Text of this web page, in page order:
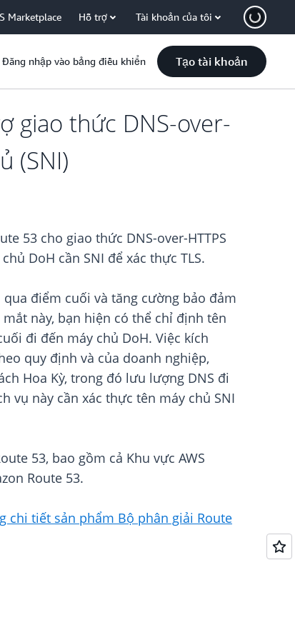
Marketplace Hỗ trợ Tài khoản của tôi
Đăng nhập vào bảng điều khiển Tạo tài khoản
giao thức DNS-over-
(SNI)
53 cho giao thức DNS-over-HTTPS
DoH cần SNI để xác thực TLS.
điểm cuối và tăng cường bảo đảm
này, bạn hiện có thể chỉ định tên
đi đến máy chủ DoH. Việc kích
quy định và của doanh nghiệp,
Hoa Kỳ, trong đó lưu lượng DNS đi
vụ này cần xác thực tên máy chủ SNI
53, bao gồm cả Khu vực AWS
Route 53.
chi tiết sản phẩm Bộ phân giải Route